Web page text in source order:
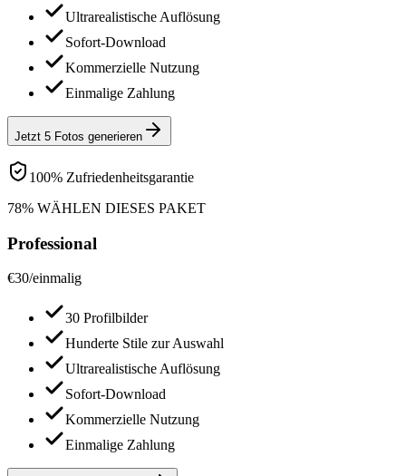
Ultrarealistische Auflösung
Sofort-Download
Kommerzielle Nutzung
Einmalige Zahlung
Jetzt 5 Fotos generieren
100% Zufriedenheitsgarantie
78% WÄHLEN DIESES PAKET
Professional
€30/einmalig
30 Profilbilder
Hunderte Stile zur Auswahl
Ultrarealistische Auflösung
Sofort-Download
Kommerzielle Nutzung
Einmalige Zahlung